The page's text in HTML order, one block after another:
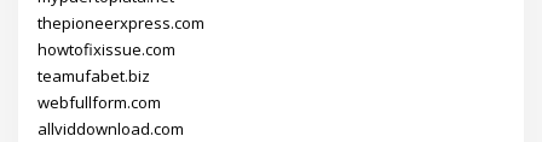
thepioneerxpress.com
howtofixissue.com
teamufabet.biz
webfullform.com
allviddownload.com